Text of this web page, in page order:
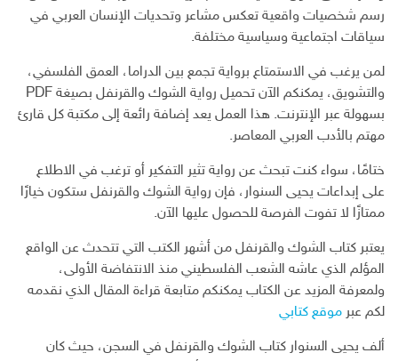
رسم شخصيات واقعية تعكس مشاعر وتحديات الإنسان العربي في
سياقات اجتماعية وسياسية مختلفة.
لمن يرغب في الاستمتاع برواية تجمع بين الدراما، العمق الفلسفي،
والتشويق، يمكنكم الآن تحميل رواية الشوك والقرنفل بصيغة PDF
بسهولة عبر الإنترنت. هذا العمل يعد إضافة رائعة إلى مكتبة كل قارئ
مهتم بالأدب العربي المعاصر.
ختامًا، سواء كنت تبحث عن رواية تثير التفكير أو ترغب في الاطلاع
على إبداعات يحيى السنوار، فإن رواية الشوك والقرنفل ستكون خيارًا
ممتازًا لا تفوت الفرصة للحصول عليها الآن.
يعتبر كتاب الشوك والقرنفل من أشهر الكتب التي تتحدث عن الواقع
المؤلم الذي عاشه الشعب الفلسطيني منذ الانتفاضة الأولى،
ولمعرفة المزيد عن الكتاب يمكنكم متابعة قراءة المقال الذي نقدمه
لكم عبر موقع كتابي
ألف يحيى السنوار كتاب الشوك والقرنفل في السجن، حيث كان